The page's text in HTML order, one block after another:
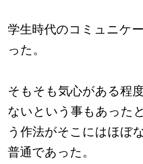
学生時代のコミュニケ
った。
そもそも気心がある程
ないという事もあった
う作法がそこにはほぼ
普通であった。